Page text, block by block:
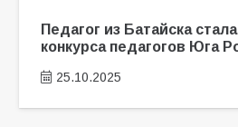
Педагог из Батайска
конкурса педагогов Юга
25.10.2025